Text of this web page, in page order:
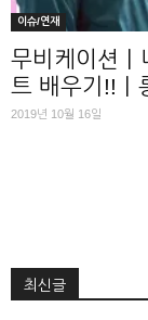
이슈/연재
무비케이션｜
트 배우기!!｜
2019년 10월 16일
최신글